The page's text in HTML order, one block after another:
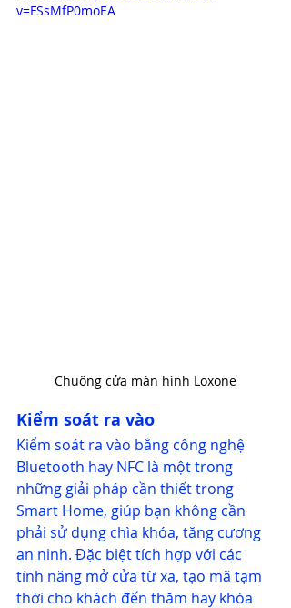
v=FSsMfP0moEA
Chuông cửa màn hình Loxone
Kiểm soát ra vào
Kiểm soát ra vào bằng công nghệ
Bluetooth hay NFC là một trong
những giải pháp cần thiết trong
Smart Home, giúp bạn không cần
phải sử dụng chìa khóa, tăng cương
an ninh. Đặc biệt tích hợp với các
tính năng mở cửa từ xa, tạo mã tạm
thời cho khách đến thăm hay khóa